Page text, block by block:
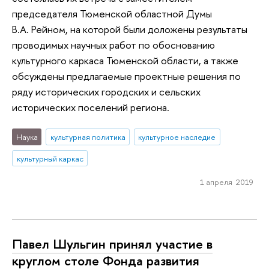
председателя Тюменской областной Думы
В.А. Рейном, на которой были доложены результаты
проводимых научных работ по обоснованию
культурного каркаса Тюменской области, а также
обсуждены предлагаемые проектные решения по
ряду исторических городских и сельских
исторических поселений региона.
Наука культурная политика
культурное наследие
культурный каркас
1 апреля 2019
Павел Шульгин принял участие в
круглом столе Фонда развития